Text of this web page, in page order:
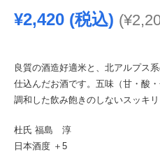
1800ml
¥2,420 (税込) (¥
良質の酒造好適米と、北アルプス
仕込んだお酒です。五味（甘・酸
調和した飲み飽きのしないスッキリ
杜氏 福島 淳
日本酒度 ＋5